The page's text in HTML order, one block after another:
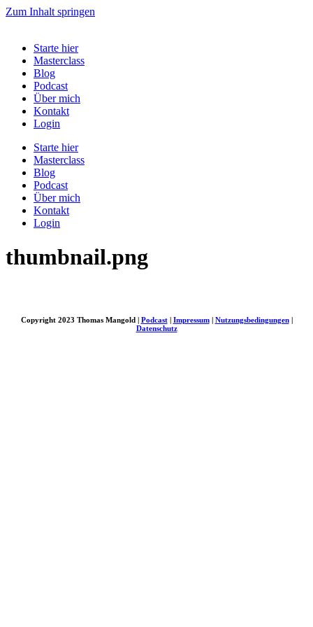
Zum Inhalt springen
Starte hier
Masterclass
Blog
Podcast
Über mich
Kontakt
Login
Starte hier
Masterclass
Blog
Podcast
Über mich
Kontakt
Login
thumbnail.png
Copyright 2023 Thomas Mangold | Podcast| Impressum| Nutzungsbedingungen|
Datenschutz